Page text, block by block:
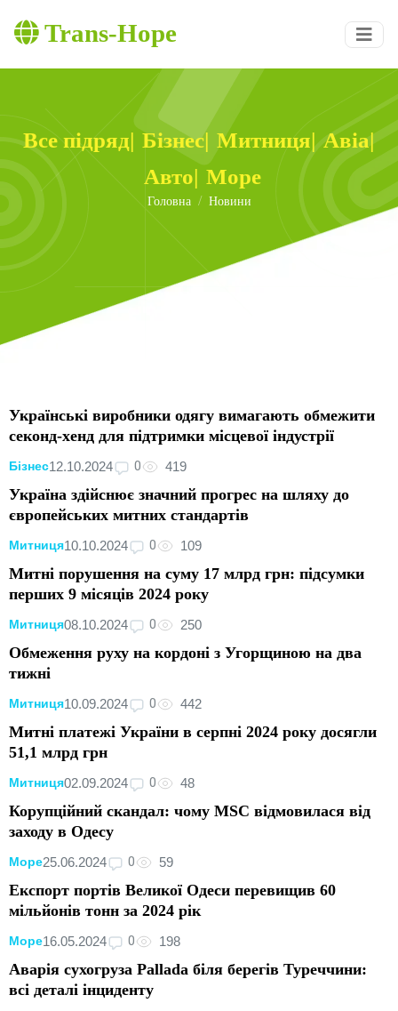
Trans-Hope
Все підряд| Бізнес| Митниця| Авіа|
Авто| Море
Головна Новини
Українські виробники одягу вимагають обмежити
секонд-хенд для підтримки місцевої індустрії
Бізнес12.10.2024 0 419
Україна здійснює значний прогрес на шляху до
європейських митних стандартів
Митниця10.10.2024 0 109
Митні порушення на суму 17 млрд грн: підсумки
перших 9 місяців 2024 року
Митниця08.10.2024 0 250
Обмеження руху на кордоні з Угорщиною на два
тижні
Митниця10.09.2024 0 442
Митні платежі України в серпні 2024 року досягли
51,1 млрд грн
Митниця02.09.2024 0 48
Корупційний скандал: чому MSC відмовилася від
заходу в Одесу
Море25.06.2024 0 59
Експорт портів Великої Одеси перевищив 60
мільйонів тонн за 2024 рік
Море16.05.2024 0 198
Аварія сухогруза Pallada біля берегів Туреччини:
всі деталі інциденту